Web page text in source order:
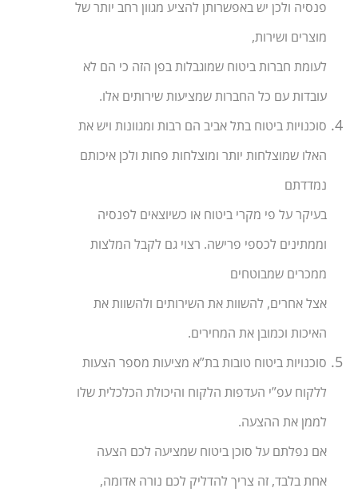
פנסיה ולכן יש באפשרותן להציע מגוון רחב יותר של
מוצרים ושירות,
לעומת חברות ביטוח שמוגבלות בפן הזה כי הם לא
עובדות עם כל החברות שמציעות שירותים אלו.
סוכנויות ביטוח בתל אביב הם רבות ומגוונות ויש את
האלו שמוצלחות יותר ומוצלחות פחות ולכן איכותם
נמדדתם
בעיקר על פי מקרי ביטוח או כשיוצאים לפנסיה
וממתינים לכספי פרישה. רצוי גם לקבל המלצות
ממכרים שמבוטחים
אצל אחרים, להשוות את השירותים ולהשוות את
האיכות וכמובן את המחירים.
סוכנויות ביטוח טובות בת”א מציעות מספר הצעות
ללקוח עפ”י העדפות הלקוח והיכולת הכלכלית שלו
לממן את ההצעה.
אם נפלתם על סוכן ביטוח שמציעה לכם הצעה
אחת בלבד, זה צריך להדליק לכם נורה אדומה,